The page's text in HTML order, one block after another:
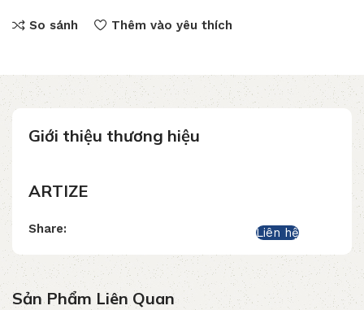
So sánh Thêm vào yêu thích
Giới thiệu thương hiệu
ARTIZE
Share: Liên hệ
Sản Phẩm Liên Quan